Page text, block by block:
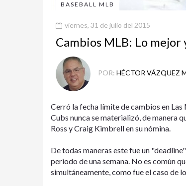
BASEBALL MLB
viernes, 31 de julio del 2015
Cambios MLB: Lo mejor
POR: HÉCTOR VÁZQUEZ
Cerró la fecha límite de cambios en
Cubs nunca se materializó, de manera
Ross y Craig Kimbrell en su nómina.
De todas maneras este fue un
periodo de una semana. No es común
simultáneamente, como fue el caso de